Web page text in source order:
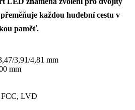
každou hudební cestu v
paměť.
3,91/4,81 mm
mm
LVD